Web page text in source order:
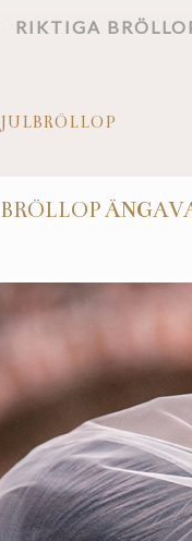
RIKTIGA
JULBRÖLLOP
BRÖLLOP